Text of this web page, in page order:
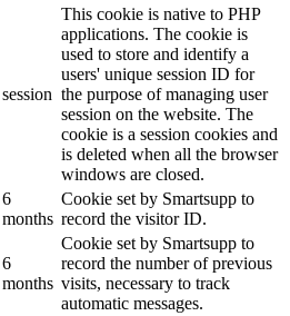
session
This cookie is native to PHP
applications. The cookie is
used to store and identify a
users' unique session ID for
the purpose of managing user
session on the website. The
cookie is a session cookies and
is deleted when all the browser
windows are closed.
6
months
Cookie set by Smartsupp to
record the visitor ID.
6
months
Cookie set by Smartsupp to
record the number of previous
visits, necessary to track
automatic messages.